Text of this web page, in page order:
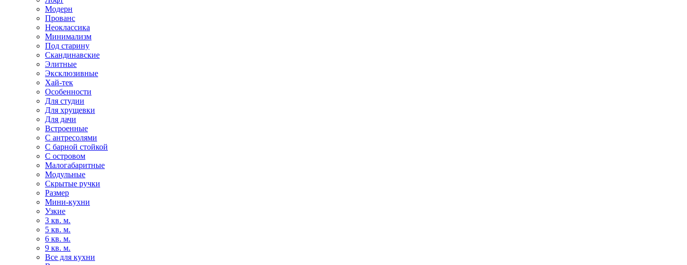
Модерн
Прованс
Неоклассика
Минимализм
Под старину
Скандинавские
Элитные
Эксклюзивные
Хай-тек
Особенности
Для студии
Для хрущевки
Для дачи
Встроенные
С антресолями
С барной стойкой
С островом
Малогабаритные
Модульные
Скрытые ручки
Размер
Мини-кухни
Узкие
3 кв. м.
5 кв. м.
6 кв. м.
9 кв. м.
Все для кухни